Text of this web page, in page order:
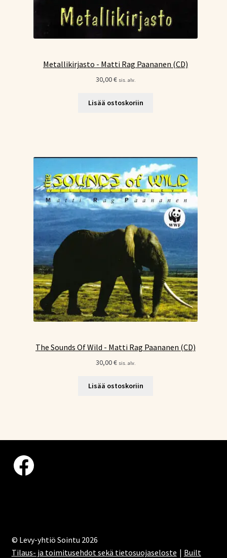
Metallikirjasto - Matti Rag Paananen (CD)
30,00€ sis. alv.
Lisää ostoskoriin
The Sounds Of Wild - Matti Rag Paananen (CD)
30,00€ sis. alv.
Lisää ostoskoriin
Facebook
© Levy-yhtiö Sointu 2026
Tilaus- ja toimitusehdot sekä tietosuojaseloste
Built